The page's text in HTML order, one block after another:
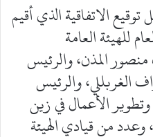
الاتفاقية الذي أقيم
للهيئة العامة
منصور المذن، والرئيس
الغربللي، والرئيس
الأعمال في زين
من قيادي الهيئة